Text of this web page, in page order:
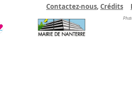
Contactez-nous, Crédits